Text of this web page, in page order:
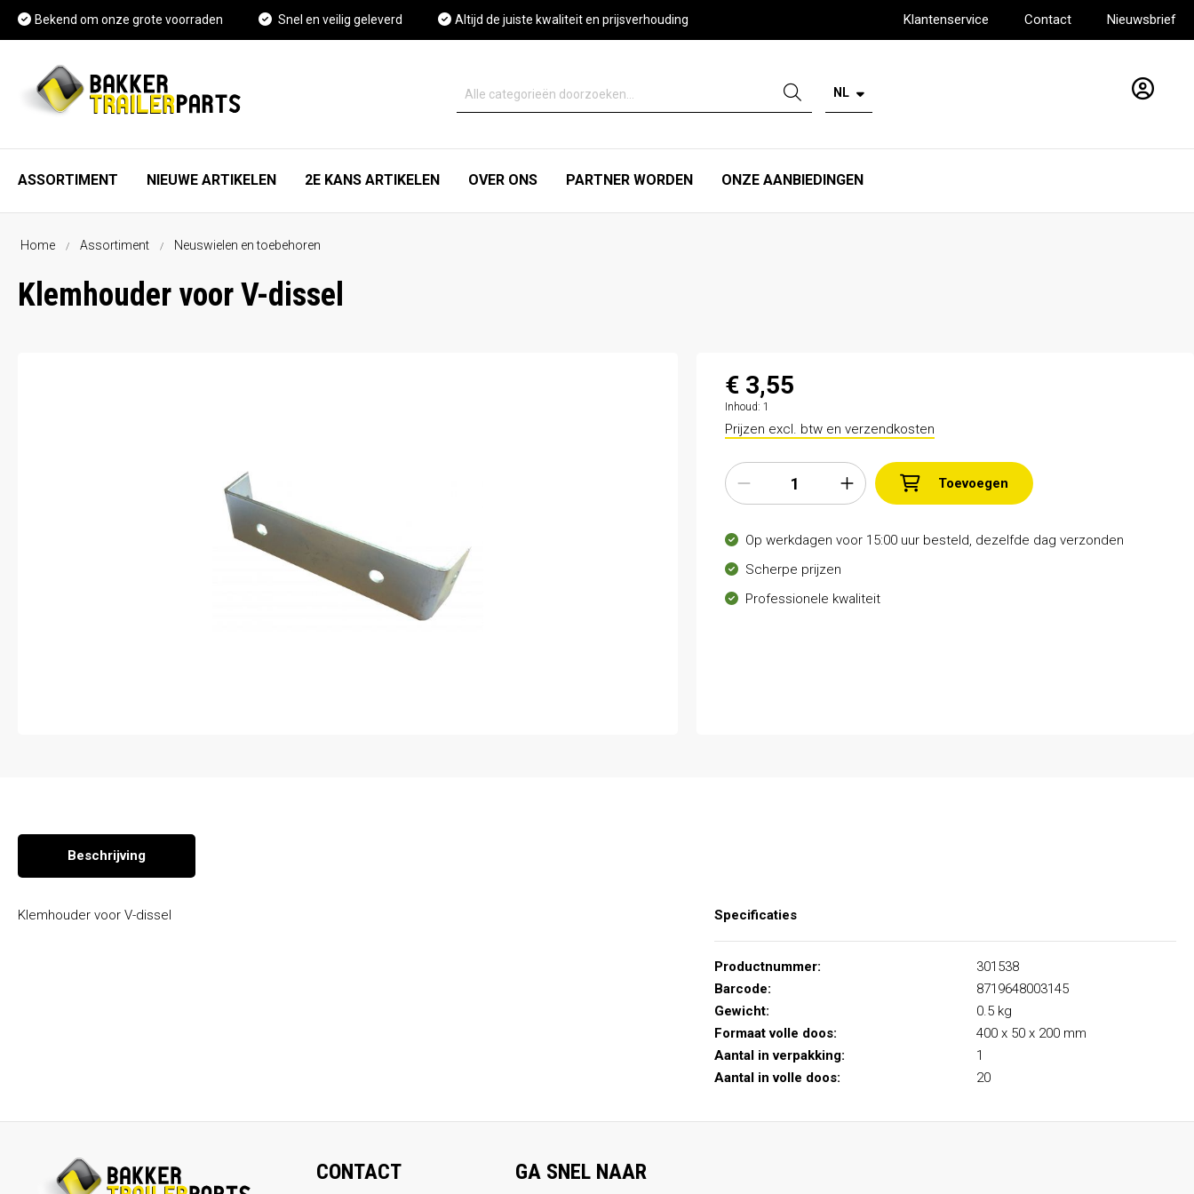
Bekend om onze grote voorraden Snel en veilig geleverd Altijd de juiste kwaliteit en prijsverhouding Klantenservice Contact Nieuwsbrief
NL
ASSORTIMENT NIEUWE ARTIKELEN 2E KANS ARTIKELEN OVER ONS PARTNER WORDEN ONZE AANBIEDINGEN
As, wiel en rem onderdelen
Spatschermen
FAQ
Vacature Magazijnmedewerker
Home Assortiment Neuswielen en toebehoren
Klemhouder voor V-dissel
€ 3,55
Inhoud: 1
Prijzen excl. btw en verzendkosten
Toevoegen
Op werkdagen voor 15:00 uur besteld, dezelfde dag verzonden
Scherpe prijzen
Professionele kwaliteit
Beschrijving
Klemhouder voor V-dissel Specificaties
Productnummer:
301538
Barcode:
8719648003145
Gewicht:
0.5 kg
Formaat volle doos:
400 x 50 x 200 mm
Aantal in verpakking:
1
Aantal in volle doos:
20
CONTACT GA SNEL NAAR